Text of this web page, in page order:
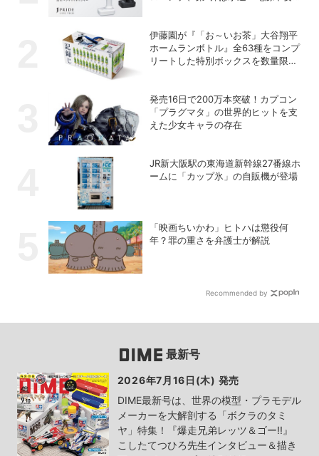
伊藤園が『「お～いお茶」大谷翔平
ホームランボトル』全63種をコンプ
リートした特別ボックスを数量限定
発売16日で200万本突破！カプコン
「プラグマタ」の世界的ヒットを支
えた少女キャラの存在
JR新大阪駅の東海道新幹線27番線ホ
ームに「カップ氷」の自販機が登場
「映画ちいかわ」ヒトハは懲役何
年？罪の重さを弁護士が解説
Recommended by
最新号
2026年7月16日(木) 発売
DIME最新号は、世界の模型・プラモデル
メーカーを大解剖する「ボクラのタミ
ヤ」特集！『爆走兄弟レッツ＆ゴー!!』
こしたてつひろ先生インタビュー＆描き